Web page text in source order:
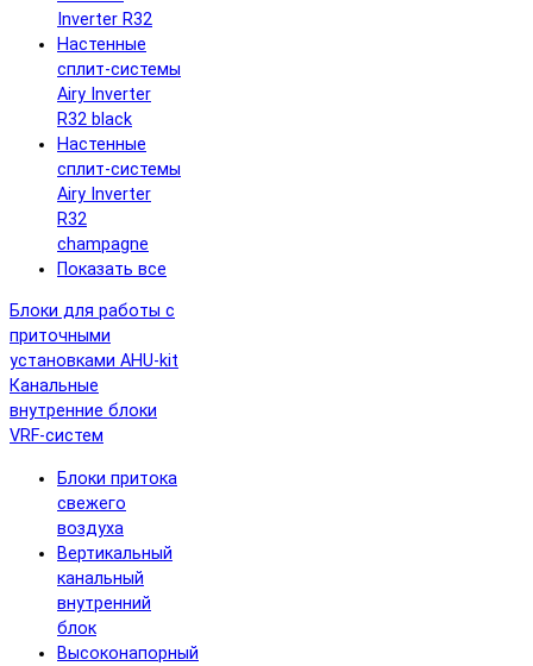
Inverter R32
Настенные
сплит-системы
Airy Inverter
R32 black
Настенные
сплит-системы
Airy Inverter
R32
champagne
Показать все
Блоки для работы с
приточными
установками AHU-kit
Канальные
внутренние блоки
VRF-систем
Блоки притока
свежего
воздуха
Вертикальный
канальный
внутренний
блок
Высоконапорный